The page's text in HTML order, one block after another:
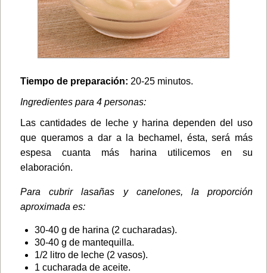
Tiempo de preparación: 20-25 minutos.
Ingredientes para 4 personas:
Las cantidades de leche y harina dependen del uso
que queramos a dar a la bechamel, ésta, será más
espesa cuanta más harina utilicemos en su
elaboración.
Para cubrir lasañas y canelones, la proporción
aproximada es:
30-40 g de harina (2 cucharadas).
30-40 g de mantequilla.
1/2 litro de leche (2 vasos).
1 cucharada de aceite.